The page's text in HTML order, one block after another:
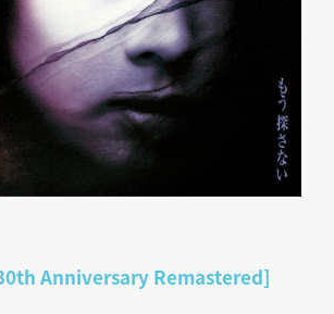
Anniversary Remastered]